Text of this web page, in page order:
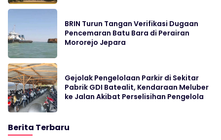
BRIN Turun Tangan Verifikasi Dugaan
Pencemaran Batu Bara di Perairan
Mororejo Jepara
Gejolak Pengelolaan Parkir di Sekitar
Pabrik GDI Batealit, Kendaraan Meluber
ke Jalan Akibat Perselisihan Pengelola
Berita Terbaru